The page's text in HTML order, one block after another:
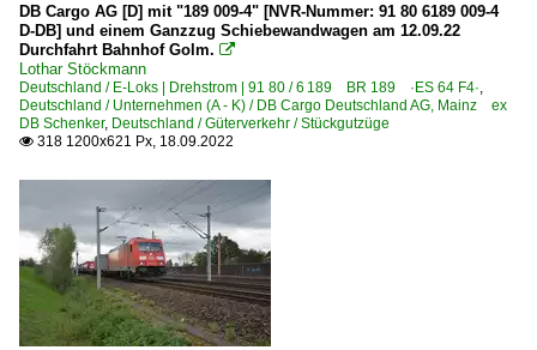
DB Cargo AG [D] mit "189 009-4" [NVR-Nummer: 91 80 6189 009-4
D-DB] und einem Ganzzug Schiebewandwagen am 12.09.22
Durchfahrt Bahnhof Golm. 
Lothar Stöckmann
Deutschland / E-Loks | Drehstrom | 91 80 / 6 189 BR 189 ·ES 64 F4·
Deutschland / Unternehmen (A - K) / DB Cargo Deutschland AG, Mainz ex
DB Schenker, Deutschland / Güterverkehr / Stückgutzüge
 318 1200x621 Px, 18.09.2022